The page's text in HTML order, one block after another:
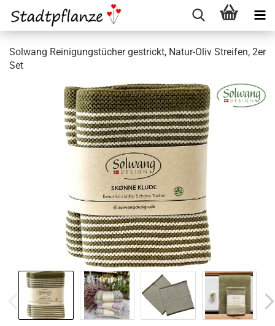
Solwang Reinigungstücher gestrickt, Natur-Oliv Streifen, 2er
Set